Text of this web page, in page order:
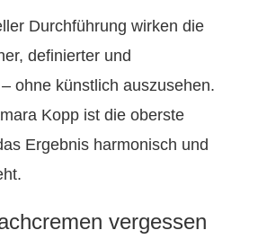
Durchführung wirken die
definierter und
ohne künstlich auszusehen.
Kopp ist die oberste
Ergebnis harmonisch und
vergessen